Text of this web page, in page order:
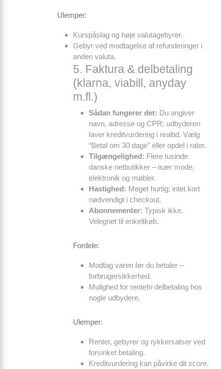
Ulemper:
Kurs­påslag og høje valutagebyrer.
Gebyr ved modtagelse af refunderinger i
anden valuta.
5. Faktura & delbetaling
(klarna, viabill, anyday
m.fl.)
Sådan fungerer det: Du angiver
navn, adresse og CPR; udbyderen
laver kreditvurdering i realtid. Vælg
“Betal om 30 dage” eller opdel i rater.
Tilgængelighed: Flere tusinde
danske netbutikker – især mode,
elektronik og møbler.
Hastighed: Meget hurtig; intet kort
nødvendigt i checkout.
Abonnementer: Typisk ikke.
Velegnet til enkeltkøb.
Fordele:
Modtag varen før du betaler –
forbrugersikkerhed.
Mulighed for rentefri delbetaling hos
nogle udbydere.
Ulemper:
Renter, gebyrer og rykkersatser ved
forsinket betaling.
Kreditvurdering kan påvirke dit score.